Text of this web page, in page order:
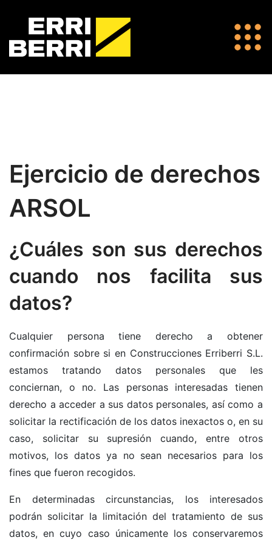
Ejercicio de derechos
ARSOL
¿Cuáles son sus derechos
cuando nos facilita sus
datos?
Cualquier persona tiene derecho a obtener
confirmación sobre si en Construcciones Erriberri S.L.
estamos tratando datos personales que les
conciernan, o no. Las personas interesadas tienen
derecho a acceder a sus datos personales, así como a
solicitar la rectificación de los datos inexactos o, en su
caso, solicitar su supresión cuando, entre otros
motivos, los datos ya no sean necesarios para los
fines que fueron recogidos.
En determinadas circunstancias, los interesados
podrán solicitar la limitación del tratamiento de sus
datos, en cuyo caso únicamente los conservaremos